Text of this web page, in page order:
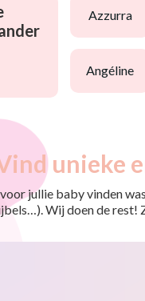
azzurra
angéline
unieke
jullie baby vinden
Wij doen de rest!